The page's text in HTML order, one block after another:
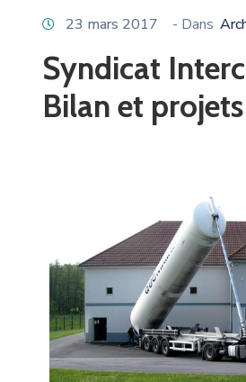
23 mars 2017 - Dans
Syndicat
Bilan et projets